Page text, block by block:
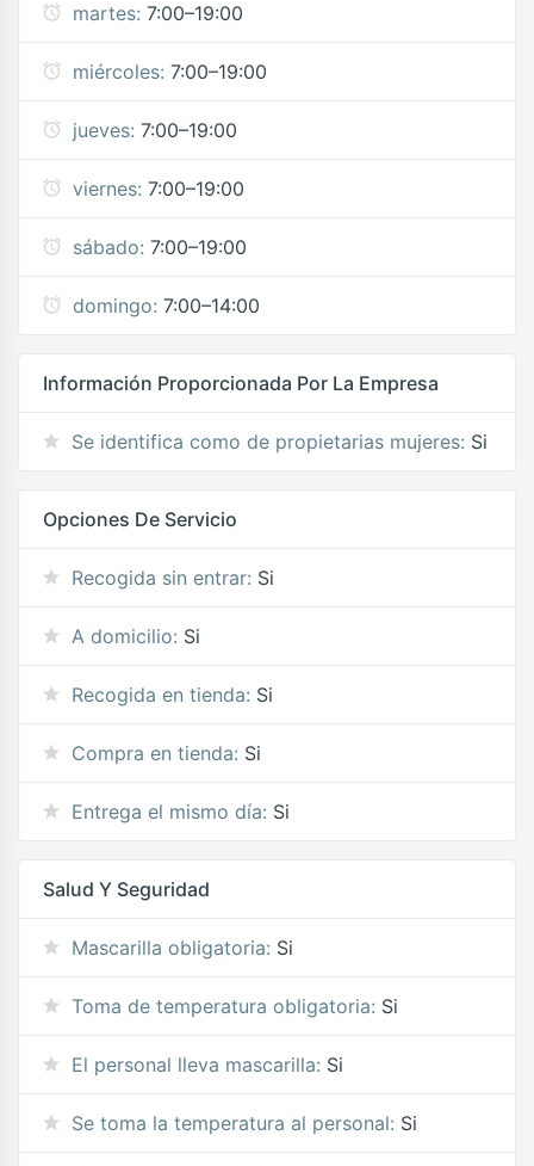
martes: 7:00–19:00
miércoles: 7:00–19:00
jueves: 7:00–19:00
viernes: 7:00–19:00
sábado: 7:00–19:00
domingo: 7:00–14:00
Información Proporcionada Por La Empresa
Se identifica como de propietarias mujeres: Si
Opciones De Servicio
Recogida sin entrar: Si
A domicilio: Si
Recogida en tienda: Si
Compra en tienda: Si
Entrega el mismo día: Si
Salud Y Seguridad
Mascarilla obligatoria: Si
Toma de temperatura obligatoria: Si
El personal lleva mascarilla: Si
Se toma la temperatura al personal: Si